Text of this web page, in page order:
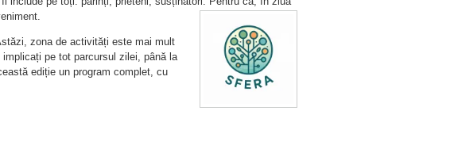
zona de activități este mai mult
pe tot parcursul zilei, până la
ediție un program complet, cu